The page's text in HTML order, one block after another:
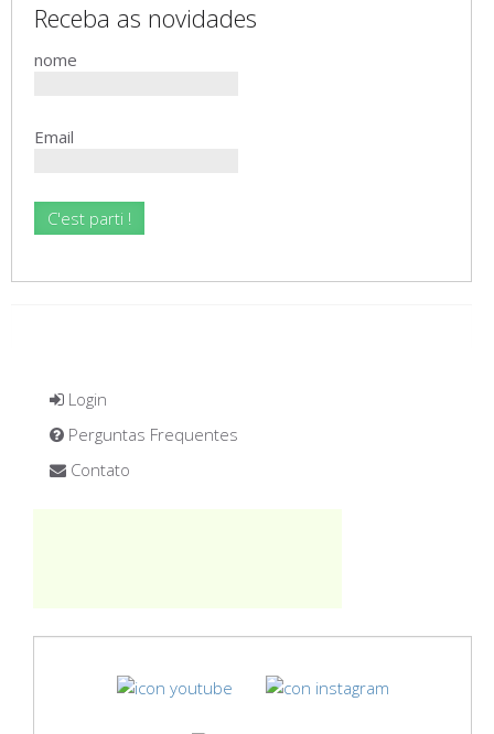
Receba as novidades
nome
Email
Login
Perguntas Frequentes
Contato